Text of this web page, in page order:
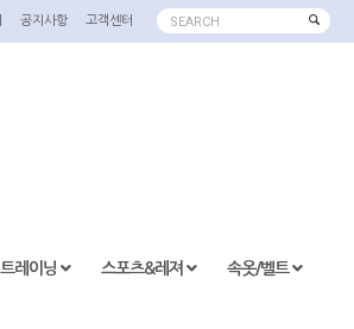
SEARCH
공지사항 고객센터
트레이닝 스포츠&레져 속옷/벨트